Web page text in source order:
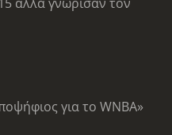
για το WNBA»